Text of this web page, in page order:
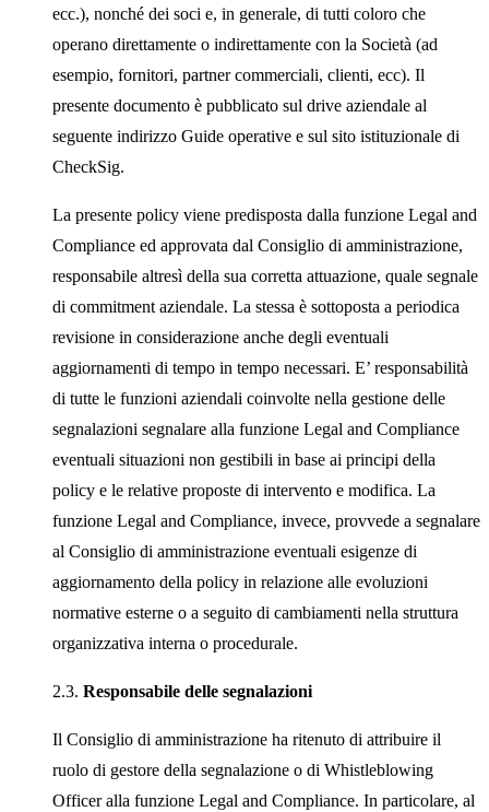
ecc.), nonché dei soci e, in generale, di tutti coloro che
operano direttamente o indirettamente con la Società (ad
esempio, fornitori, partner commerciali, clienti, ecc). Il
presente documento è pubblicato sul drive aziendale al
seguente indirizzo Guide operative e sul sito istituzionale di
CheckSig.
La presente policy viene predisposta dalla funzione Legal and
Compliance ed approvata dal Consiglio di amministrazione,
responsabile altresì della sua corretta attuazione, quale segnale
di commitment aziendale. La stessa è sottoposta a periodica
revisione in considerazione anche degli eventuali
aggiornamenti di tempo in tempo necessari. E’ responsabilità
di tutte le funzioni aziendali coinvolte nella gestione delle
segnalazioni segnalare alla funzione Legal and Compliance
eventuali situazioni non gestibili in base ai principi della
policy e le relative proposte di intervento e modifica. La
funzione Legal and Compliance, invece, provvede a segnalare
al Consiglio di amministrazione eventuali esigenze di
aggiornamento della policy in relazione alle evoluzioni
normative esterne o a seguito di cambiamenti nella struttura
organizzativa interna o procedurale.
2.3. Responsabile delle segnalazioni
Il Consiglio di amministrazione ha ritenuto di attribuire il
ruolo di gestore della segnalazione o di Whistleblowing
Officer alla funzione Legal and Compliance. In particolare, al